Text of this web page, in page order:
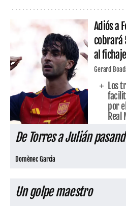
Adiós a
cobrará
al
Gerard
Los
por
Real
De Torres a Julián
Domènec Garcia
Un golpe maestro